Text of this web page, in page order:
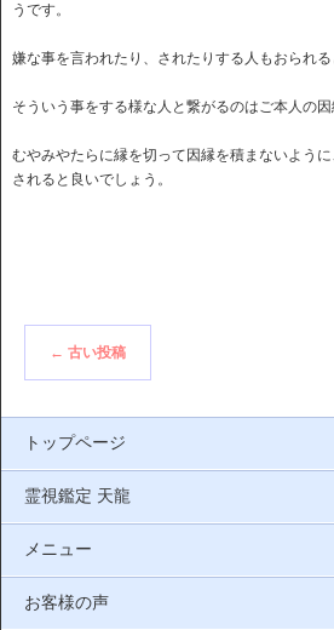
うです。
嫌な事を言われたり、されたりする人もおられる
そういう事をする様な人と繋がるのはご本人の因
むやみやたらに縁を切って因縁を積まないよう
されると良いでしょう。
← 古い投稿
トップページ
霊視鑑定 天龍
メニュー
お客様の声